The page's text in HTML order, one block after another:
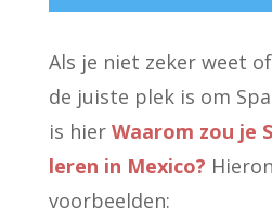
Als je niet zeker weet
de juiste plek is om
is hier Waarom zou je
leren in Mexico?
voorbeelden: